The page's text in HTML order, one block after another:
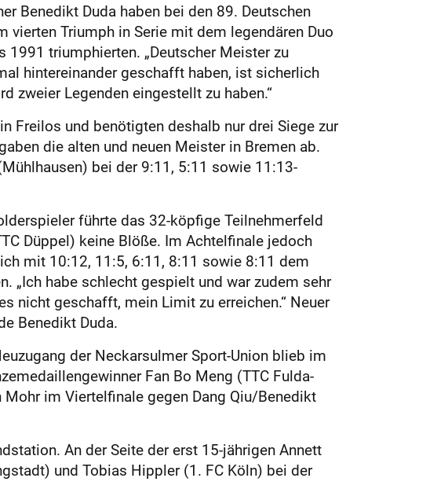
Benedikt Duda haben bei den 89. Deutschen
Triumph in Serie mit dem legendären Duo
triumphierten. „Deutscher Meister zu
hintereinander geschafft haben, ist sicherlich
zweier Legenden eingestellt zu haben.“
Freilos und benötigten deshalb nur drei Siege zur
die alten und neuen Meister in Bremen ab.
bei der 9:11, 5:11 sowie 11:13-
führte das 32-köpfige Teilnehmerfeld
Düppel) keine Blöße. Im Achtelfinale jedoch
mit 10:12, 11:5, 6:11, 8:11 sowie 8:11 dem
„Ich habe schlecht gespielt und war zudem sehr
nicht geschafft, mein Limit zu erreichen.“ Neuer
Benedikt Duda.
der Neckarsulmer Sport-Union blieb im
Fan Bo Meng (TTC Fulda-
im Viertelfinale gegen Dang Qiu/Benedikt
An der Seite der erst 15-jährigen Annett
und Tobias Hippler (1. FC Köln) bei der